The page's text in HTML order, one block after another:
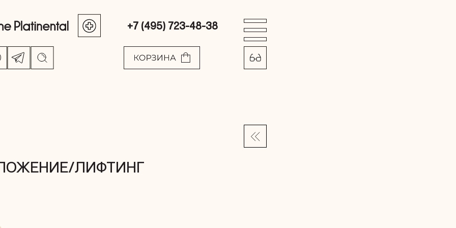
+7 (495) 723-48-38
ЛИФТИНГ